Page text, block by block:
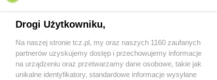
Drogi Użytkowniku,
Na naszej stronie tcz.pl, my oraz naszych 1160 zaufanych
partnerów uzyskujemy dostęp i przechowujemy informacje
na urządzeniu oraz przetwarzamy dane osobowe, takie jak
unikalne identyfikatory, standardowe informacje wysyłane